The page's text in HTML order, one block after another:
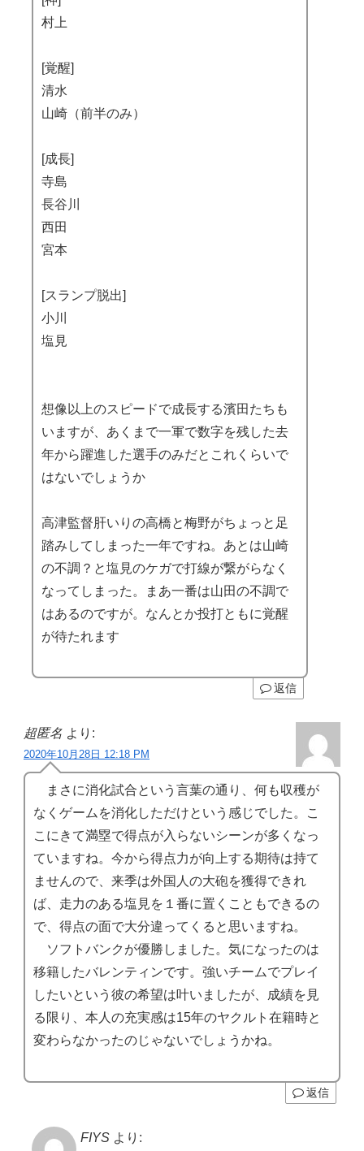
村上
[覚醒]
清水
山崎（前半のみ）
[成長]
寺島
長谷川
西田
宮本
[スランプ脱出]
小川
塩見
想像以上のスピードで成長する濱田たちも
いますが、あくまで一軍で数字を残した去
年から躍進した選手のみだとこれくらいで
はないでしょうか
高津監督肝いりの高橋と梅野がちょっと足
踏みしてしまった一年ですね。あとは山崎
の不調？と塩見のケガで打線が繋がらなく
なってしまった。まあ一番は山田の不調で
はあるのですが。なんとか投打ともに覚醒
が待たれます
返信
超匿名 より:
2020年10月28日 12:18 PM
まさに消化試合という言葉の通り、何も収穫が
なくゲームを消化しただけという感じでした。こ
こにきて満塁で得点が入らないシーンが多くなっ
ていますね。今から得点力が向上する期待は持て
ませんので、来季は外国人の大砲を獲得できれ
ば、走力のある塩見を１番に置くこともできるの
で、得点の面で大分違ってくると思いますね。
ソフトバンクが優勝しました。気になったのは
移籍したバレンティンです。強いチームでプレイ
したいという彼の希望は叶いましたが、成績を見
る限り、本人の充実感は15年のヤクルト在籍時と
変わらなかったのじゃないでしょうかね。
返信
FIYS より: